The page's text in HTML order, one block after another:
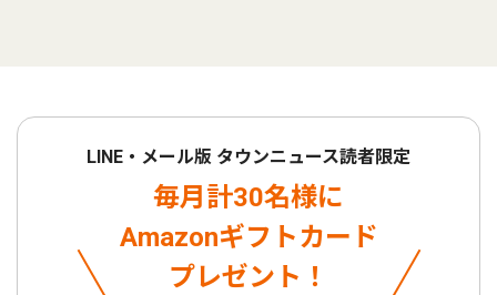
LINE・メール版 タウンニュース読者限定
毎月計30名様に
Amazonギフトカード
プレゼント！